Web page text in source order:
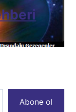
Abone ol